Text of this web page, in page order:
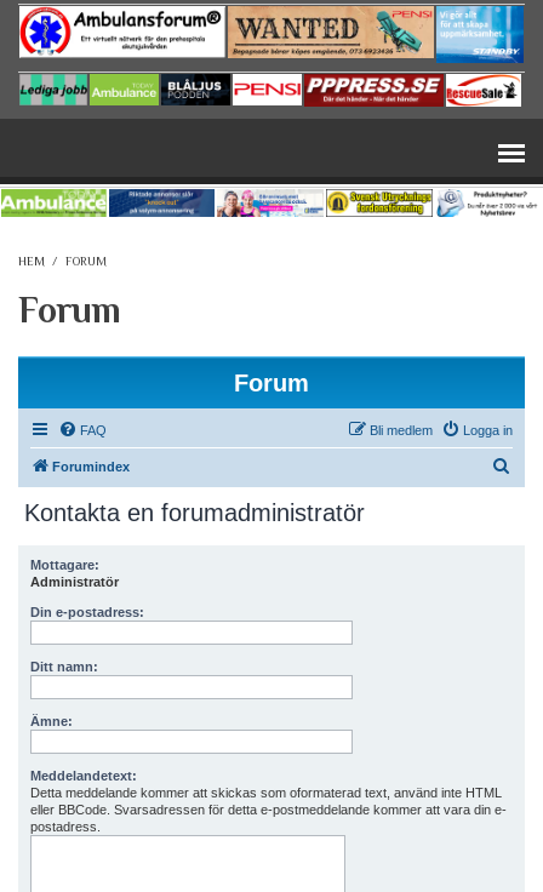
Hoppa till huvudinnehåll
HEM / FORUM
Forum